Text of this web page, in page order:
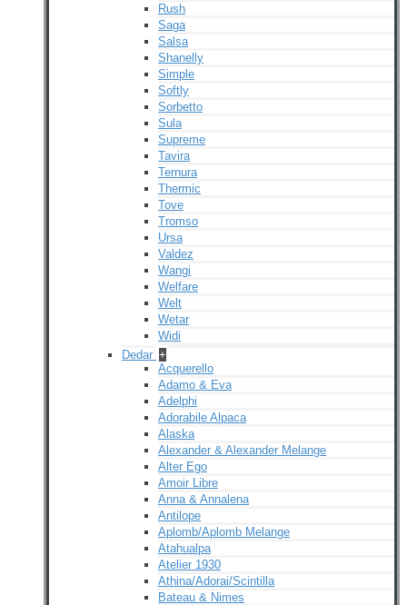
Rush
Saga
Salsa
Shanelly
Simple
Softly
Sorbetto
Sula
Supreme
Tavira
Ternura
Thermic
Tove
Tromso
Ursa
Valdez
Wangi
Welfare
Welt
Wetar
Widi
Dedar +
Acquerello
Adamo & Eva
Adelphi
Adorabile Alpaca
Alaska
Alexander & Alexander Melange
Alter Ego
Amoir Libre
Anna & Annalena
Antilope
Aplomb/Aplomb Melange
Atahualpa
Atelier 1930
Athina/Adorai/Scintilla
Bateau & Nimes